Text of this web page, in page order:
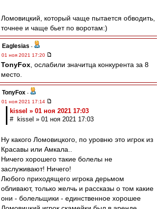
Ломовицкий, который чаще пытается обводить,
точнее и чаще бьет по воротам:)
Eaglesias -
01 ноя 2021 17:20
TonyFox , ослабили значитца конкурента за 8
место.
TonyFox -
01 ноя 2021 17:14
kissel » 01 ноя 2021 17:03
# kissel » 01 ноя 2021 17:03
Ну какого Ломовицкого, по уровню это игрок из
Красавы или Амкала..
Ничего хорошего такие болелы не
заслуживают! Ничего!
Любого приходящего игрока дерьмом
обливают, только желчь и рассказы о том какие
они - болельщики - единственное хорошее